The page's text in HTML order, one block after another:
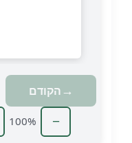
טוען מצגת…
→הקודם
−
100%